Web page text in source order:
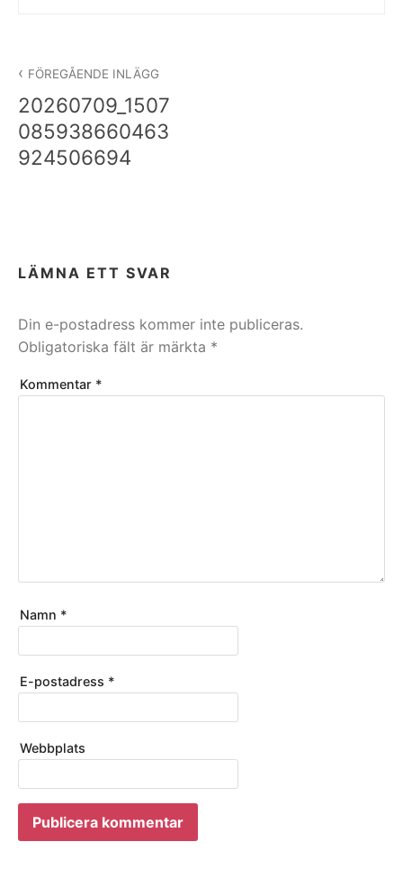
FÖREGÅENDE INLÄGG
20260709_1507
085938660463
924506694
LÄMNA ETT SVAR
Din e-postadress kommer inte publiceras.
Obligatoriska fält är märkta *
Kommentar *
Namn *
E-postadress *
Webbplats